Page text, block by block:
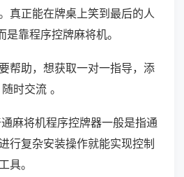
真正能在牌桌上笑到最后的人
靠程序控牌麻将机。
帮助，想获取一对一指导，添
时交流 。
麻将机程序控牌器一般是指通
行复杂安装操作就能实现控制
具。